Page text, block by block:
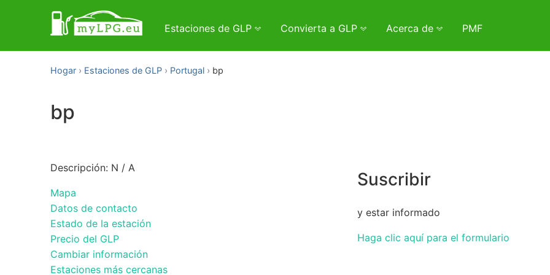
Estaciones de GLP Convierta a GLP Acerca de PMF
Hogar Estaciones de GLP Portugal bp
bp
Descripción: N / A
Mapa
Datos de contacto
Estado de la estación
Precio del GLP
Cambiar información
Estaciones más cercanas
Suscribir
y estar informado
Haga clic aquí para el formulario